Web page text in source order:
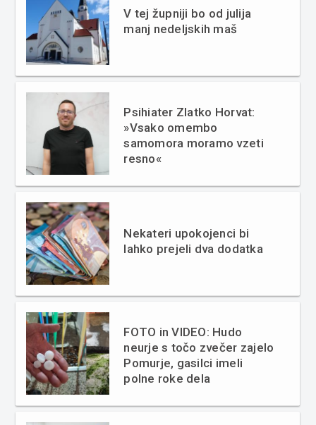
V tej župniji bo od julija
manj nedeljskih maš
Psihiater Zlatko Horvat:
»Vsako omembo
samomora moramo vzeti
resno«
Nekateri upokojenci bi
lahko prejeli dva dodatka
FOTO in VIDEO: Hudo
neurje s točo zvečer zajelo
Pomurje, gasilci imeli
polne roke dela